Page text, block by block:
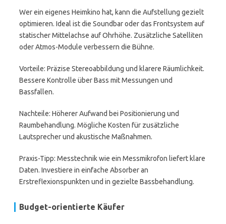
Wer ein eigenes Heimkino hat, kann die Aufstellung gezielt
optimieren. Ideal ist die Soundbar oder das Frontsystem auf
statischer Mittelachse auf Ohrhöhe. Zusätzliche Satelliten
oder Atmos-Module verbessern die Bühne.
Vorteile: Präzise Stereoabbildung und klarere Räumlichkeit.
Bessere Kontrolle über Bass mit Messungen und
Bassfallen.
Nachteile: Höherer Aufwand bei Positionierung und
Raumbehandlung. Mögliche Kosten für zusätzliche
Lautsprecher und akustische Maßnahmen.
Praxis-Tipp: Messtechnik wie ein Messmikrofon liefert klare
Daten. Investiere in einfache Absorber an
Erstreflexionspunkten und in gezielte Bassbehandlung.
Budget-orientierte Käufer